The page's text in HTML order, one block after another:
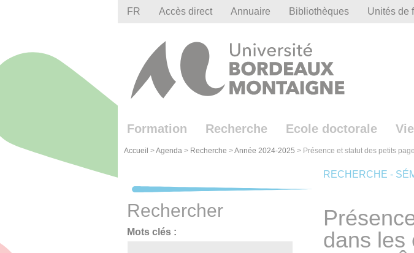
FR Accès direct Annuaire Bibliothèques Unités de
Formation Recherche Ecole doctorale
Accueil >Agenda > Recherche >Année 2024-2025 > Présence et statut des petits
RECHERCHE -
dans les
Rechercher
Mots clés :